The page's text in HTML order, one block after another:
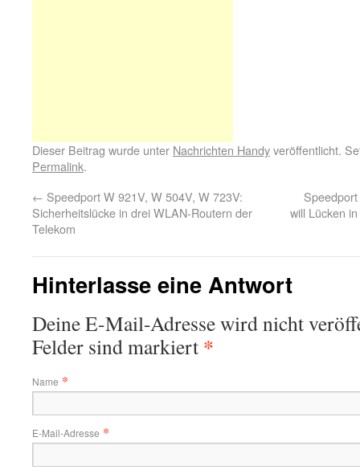
Dieser Beitrag wurde unter Nachrichten Handyveröffentlicht.
Permalink.
← Speedport W 921V, W 504V, W 723V:
Sicherheitslücke in drei WLAN-Routern der
Telekom
will Lücken
Hinterlasse eine Antwort
Deine E-Mail-Adresse wird nicht
Felder sind markiert *
Name *
E-Mail-Adresse *